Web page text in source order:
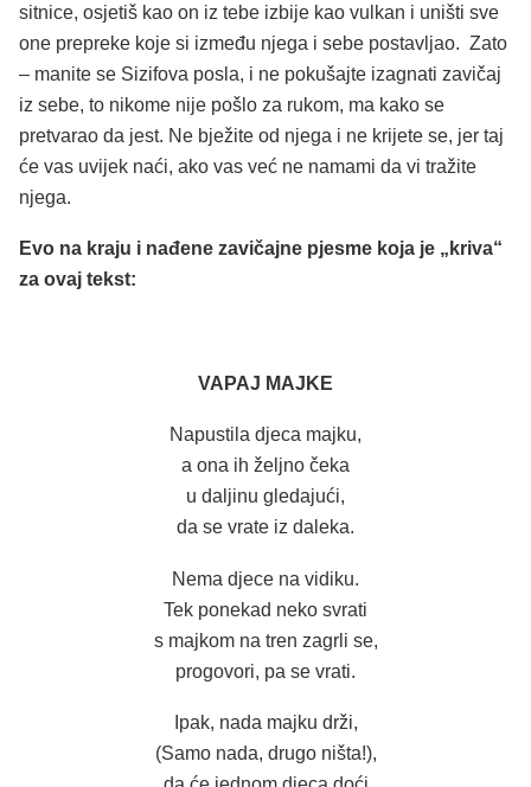
sitnice, osjetiš kao on iz tebe izbije kao vulkan i uništi sve
one prepreke koje si između njega i sebe postavljao. Zato
– manite se Sizifova posla, i ne pokušajte izagnati zavičaj
iz sebe, to nikome nije pošlo za rukom, ma kako se
pretvarao da jest. Ne bježite od njega i ne krijete se, jer taj
će vas uvijek naći, ako vas već ne namami da vi tražite
njega.
Evo na kraju i nađene zavičajne pjesme koja je „kriva“
za ovaj tekst:
VAPAJ MAJKE
Napustila djeca majku,
a ona ih željno čeka
u daljinu gledajući,
da se vrate iz daleka.
Nema djece na vidiku.
Tek ponekad neko svrati
s majkom na tren zagrli se,
progovori, pa se vrati.
Ipak, nada majku drži,
(Samo nada, drugo ništa!),